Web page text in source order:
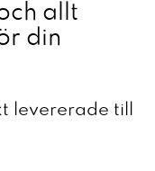
allt
din
levererade till